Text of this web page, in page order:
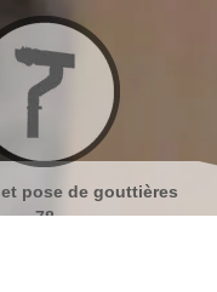
Nettoyage et ravalement de
façades 78